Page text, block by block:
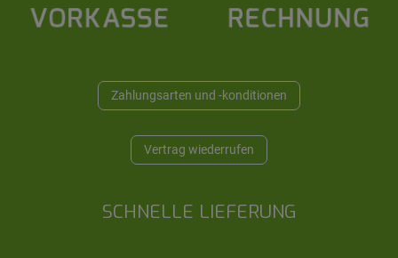
Zahlungsarten und -konditionen
Vertrag wiederrufen
SCHNELLE LIEFERUNG